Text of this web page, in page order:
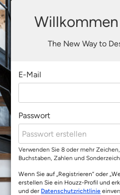
The New Way to
E-Mail
Passwort
Verwenden Sie 8 oder mehr
Buchstaben, Zahlen und
Wenn Sie auf „Registrieren“ oder
erstellen Sie ein Houzz-Profil und
und der Datenschutzrichtlinie